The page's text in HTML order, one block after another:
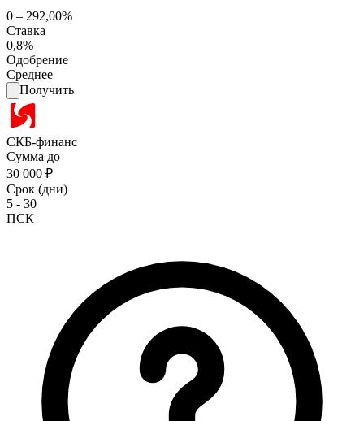
0 – 292,00%
Ставка
0,8%
Одобрение
Среднее
Получить
СКБ-финанс
Сумма до
30 000 ₽
Срок (дни)
5 - 30
ПСК